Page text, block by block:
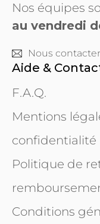
Nos équipes
au vendredi
Nous contacter
Aide &
F.A.Q.
Mentions
confidentialité
Politique de
Conditions